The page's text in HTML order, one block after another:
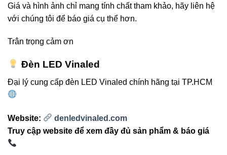
Tuổi thọ dài: Hoạt động bền bỉ trên 30.000 giờ, ít hư
hỏng, giảm chi phí bảo trì.
Ánh sáng trung thực:
màu sắc vật thể được phản ánh chính xác – rất quan
trọng trong không gian trưng bày hoặc văn phòng.
Thiết kế tinh gọn, hiện đại:Kết cấu nhôm anodized
Bảo hành 3 năm:Chính sách hậu mãi rõ ràng từ
Đèn led Vinaledgiúp khách hàng an tâm tuyệt đối
Giá và hình ảnh chỉ mang tính chất tham khảo, hãy liên hệ
với chúng tôi để báo giá cụ thể hơn.
Trân trọng cảm ơn
Đèn LED Vinaled
Đại lý cung cấp đèn LED Vinaled chính hãng tại TP.HCM
Website:
denledvinaled.com
Truy cập website để xem đầy đủ sản phẩm & báo giá